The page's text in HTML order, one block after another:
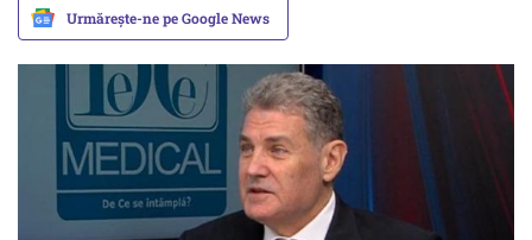
Urmărește-ne pe Google News